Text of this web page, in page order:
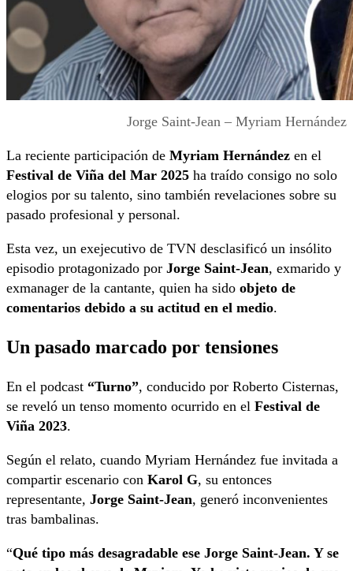
Jorge Saint-Jean – Myriam Hernández
La reciente participación de Myriam Hernández en el
Festival de Viña del Mar 2025 ha traído consigo no solo
elogios por su talento, sino también revelaciones sobre su
pasado profesional y personal.
Esta vez, un exejecutivo de TVN desclasificó un insólito
episodio protagonizado por Jorge Saint-Jean, exmarido y
exmanager de la cantante, quien ha sido objeto de
comentarios debido a su actitud en el medio.
Un pasado marcado por tensiones
En el podcast “Turno”, conducido por Roberto Cisternas,
se reveló un tenso momento ocurrido en el Festival de
Viña 2023.
Según el relato, cuando Myriam Hernández fue invitada a
compartir escenario con Karol G, su entonces
representante, Jorge Saint-Jean, generó inconvenientes
tras bambalinas.
“Qué tipo más desagradable ese Jorge Saint-Jean. Y se